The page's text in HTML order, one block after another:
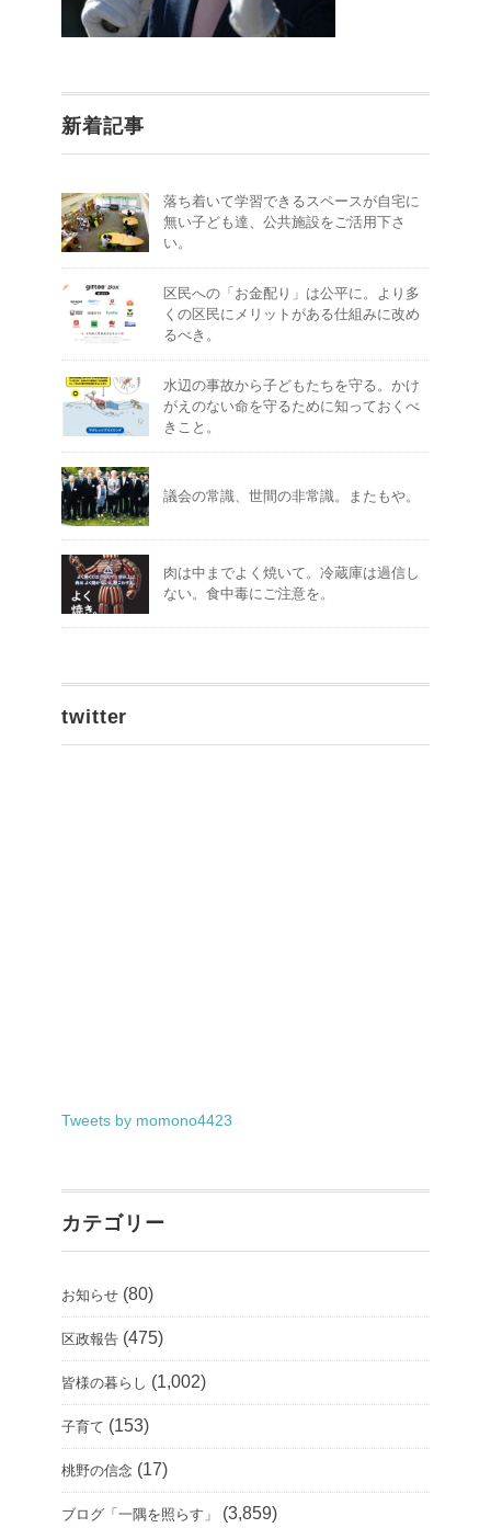
新着記事
落ち着いて学習できるスペースが自宅に
無い子ども達、公共施設をご活用下さ
い。
区民への「お金配り」は公平に。より多
くの区民にメリットがある仕組みに改め
るべき。
水辺の事故から子どもたちを守る。かけ
がえのない命を守るために知っておくべ
きこと。
議会の常識、世間の非常識。またもや。
肉は中までよく焼いて。冷蔵庫は過信し
ない。食中毒にご注意を。
twitter
Tweets by momono4423
カテゴリー
お知らせ (80)
区政報告 (475)
皆様の暮らし (1,002)
子育て (153)
桃野の信念 (17)
ブログ「一隅を照らす」 (3,859)